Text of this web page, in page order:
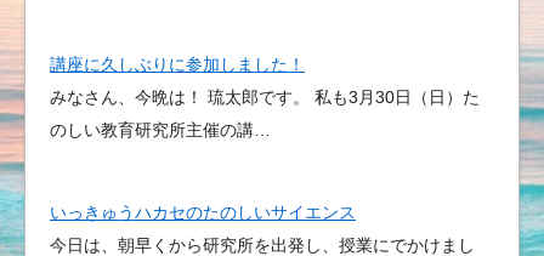
講座に久しぶりに参加しました！
みなさん、今晩は！ 琉太郎です。 私も3月30日（日）た
のしい教育研究所主催の講…
いっきゅうハカセのたのしいサイエンス
今日は、朝早くから研究所を出発し、授業にでかけまし